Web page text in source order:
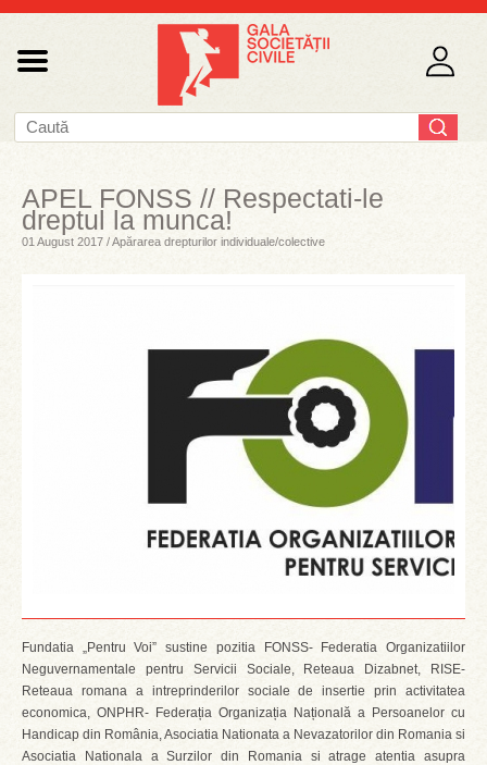
APEL FONSS // Respectati-le
dreptul la munca!
01 August 2017 / Apărarea drepturilor individuale/colective
Fundatia „Pentru Voi” sustine pozitia FONSS- Federatia Organizatiilor
Neguvernamentale pentru Servicii Sociale, Reteaua Dizabnet, RISE-
Reteaua romana a intreprinderilor sociale de insertie prin activitatea
economica, ONPHR- Federația Organizația Națională a Persoanelor cu
Handicap din România, Asociatia Nationata a Nevazatorilor din Romania si
Asociatia Nationala a Surzilor din Romania si atrage atentia asupra